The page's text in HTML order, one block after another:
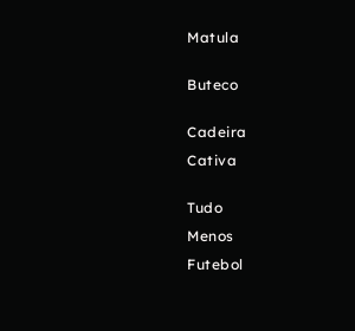
Matula
Buteco
Cadeira
Cativa
Tudo
Menos
Futebol